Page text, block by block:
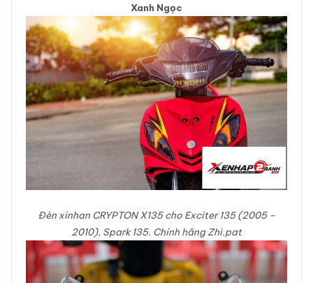
Xanh Ngọc
Đèn xinhan CRYPTON X135 cho Exciter 135 (2005 –
2010), Spark 135. Chính hãng Zhi.pat